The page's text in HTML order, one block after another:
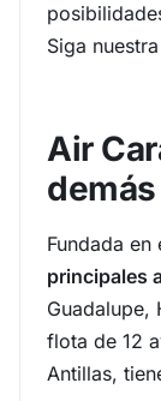
Siga
Air
demás
Fundada
principales
Guadalupe,
flota de 12
Antillas,